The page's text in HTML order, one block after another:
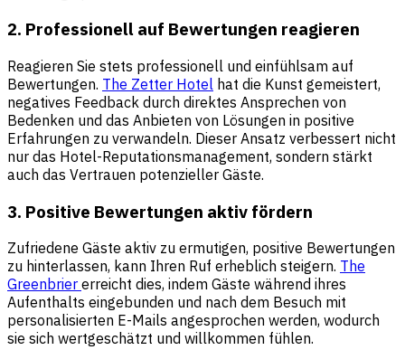
2. Professionell auf Bewertungen reagieren
Reagieren Sie stets professionell und einfühlsam auf
Bewertungen. The Zetter Hotel hat die Kunst gemeistert,
negatives Feedback durch direktes Ansprechen von
Bedenken und das Anbieten von Lösungen in positive
Erfahrungen zu verwandeln. Dieser Ansatz verbessert nicht
nur das Hotel-Reputationsmanagement, sondern stärkt
auch das Vertrauen potenzieller Gäste.
3. Positive Bewertungen aktiv fördern
Zufriedene Gäste aktiv zu ermutigen, positive Bewertungen
zu hinterlassen, kann Ihren Ruf erheblich steigern. The
Greenbrier erreicht dies, indem Gäste während ihres
Aufenthalts eingebunden und nach dem Besuch mit
personalisierten E-Mails angesprochen werden, wodurch
sie sich wertgeschätzt und willkommen fühlen.